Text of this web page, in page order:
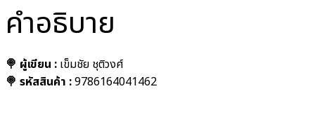
คำอธิบาย
🍭 ผู้เขียน : เข็มชัย ชุติวงศ์
🍭 รหัสสินค้า :9786164041462